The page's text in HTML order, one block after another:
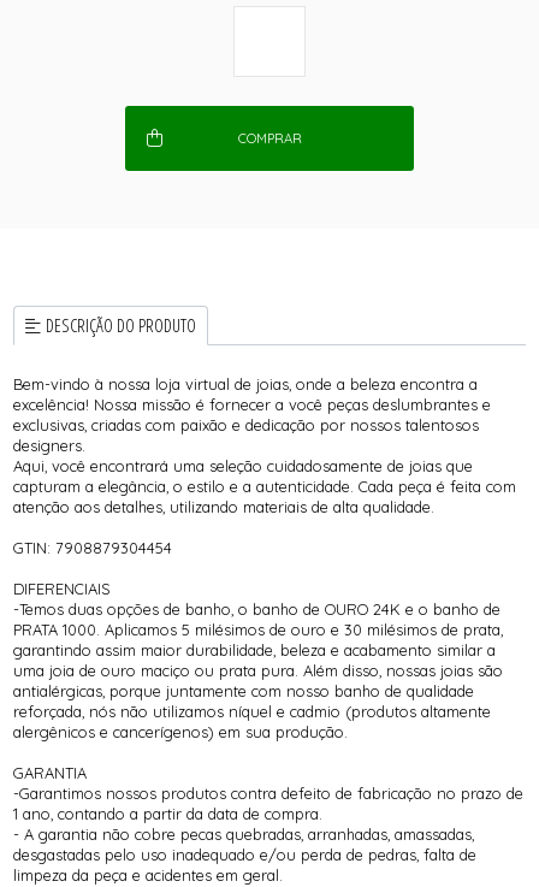
COMPRAR
DESCRIÇÃO DO PRODUTO
Bem-vindo à nossa loja virtual de joias, onde a beleza encontra a
excelência! Nossa missão é fornecer a você peças deslumbrantes e
exclusivas, criadas com paixão e dedicação por nossos talentosos
designers.
Aqui, você encontrará uma seleção cuidadosamente de joias que
capturam a elegância, o estilo e a autenticidade. Cada peça é feita com
atenção aos detalhes, utilizando materiais de alta qualidade.
GTIN: 7908879304454
DIFERENCIAIS
-Temos duas opções de banho, o banho de OURO 24K e o banho de
PRATA 1000. Aplicamos 5 milésimos de ouro e 30 milésimos de prata,
garantindo assim maior durabilidade, beleza e acabamento similar a
uma joia de ouro maciço ou prata pura. Além disso, nossas joias são
antialérgicas, porque juntamente com nosso banho de qualidade
reforçada, nós não utilizamos níquel e cadmio (produtos altamente
alergênicos e cancerígenos) em sua produção.
GARANTIA
-Garantimos nossos produtos contra defeito de fabricação no prazo de
1 ano, contando a partir da data de compra.
- A garantia não cobre pecas quebradas, arranhadas, amassadas,
desgastadas pelo uso inadequado e/ou perda de pedras, falta de
limpeza da peça e acidentes em geral.